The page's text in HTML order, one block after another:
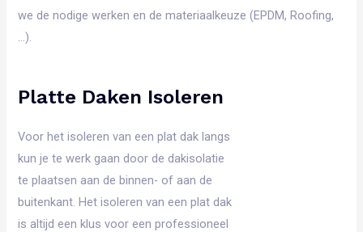
we de nodige werken en de materiaalkeuze (EPDM, Roofing,
…).
Platte Daken Isoleren
Voor het isoleren van een plat dak langs
kun je te werk gaan door de dakisolatie
te plaatsen aan de binnen- of aan de
buitenkant. Het isoleren van een plat dak
is altijd een klus voor een professioneel